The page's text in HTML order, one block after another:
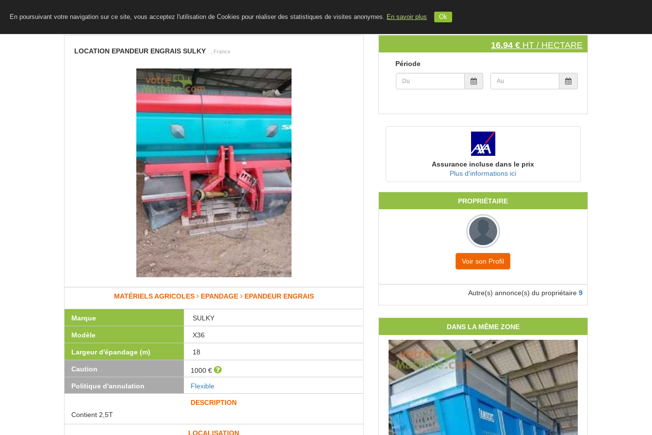
INSCRIVEZ VOTRE MATERIEL
En poursuivant votre navigation sur ce site, vous acceptez l'utilisation de Cookies pour réaliser des statistiques de visites anonymes. En savoir plus Ok
LOCATION EPANDEUR ENGRAIS SULKY , France
MATÉRIELS AGRICOLES EPANDAGE EPANDEUR ENGRAIS
Marque SULKY
Modèle X36
Largeur d'épandage (m) 18
Caution
1000 €
Politique d'annulation
Flexible
DESCRIPTION
Contient 2,5T
LOCALISATION
16.94 € HT / HECTARE
Période
Assurance incluse dans le prix
Plus d'informations ici
PROPRIÉTAIRE
Voir son Profil
Autre(s) annonce(s) du propriétaire 9
DANS LA MÊME ZONE